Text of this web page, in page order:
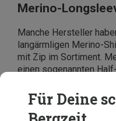
Merino-
Manche Hersteller
langärmligen Merino-
mit Zip im Sortiment.
einen sogenannten
Belüftungsmöglichkeit,
Du beim Wandern oder
Kühlung sorgen, ohne
Für Deine